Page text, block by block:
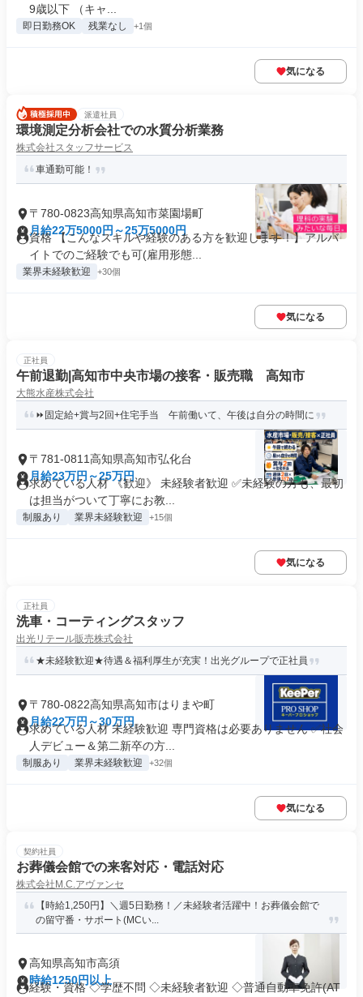
9歳以下 （キャ...
即日勤務OK 残業なし +1個
気になる
派遣社員
環境測定分析会社での水質分析業務
株式会社スタッフサービス
車通勤可能！
〒780-0823高知県高知市菜園場町
月給22万5000円～25万5000円
資格 【こんなスキルや経験のある方を歓迎します！】アルバ
イトでのご経験でも可(雇用形態...
業界未経験歓迎 +30個
気になる
正社員
午前退勤|高知市中央市場の接客・販売職 高知市
大熊水産株式会社
⏩固定給+賞与2回+住宅手当 午前働いて、午後は自分の時間に
〒781-0811高知県高知市弘化台
月給23万円～25万円
求めている人材 《歓迎》 未経験者歓迎 ✅未経験の方も、最初
は担当がついて丁寧にお教...
制服あり 業界未経験歓迎 +15個
気になる
正社員
洗車・コーティングスタッフ
出光リテール販売株式会社
★未経験歓迎★待遇＆福利厚生が充実！出光グループで正社員
〒780-0822高知県高知市はりまや町
月給22万円～30万円
求めている人材 未経験歓迎 専門資格は必要ありません ✅社会
人デビュー＆第二新卒の方...
制服あり 業界未経験歓迎 +32個
気になる
契約社員
お葬儀会館での来客対応・電話対応
株式会社M.C.アヴァンセ
【時給1,250円】＼週5日勤務！／未経験者活躍中！お葬儀会館で
の留守番・サポート(MCい...
高知県高知市高須
時給1250円以上
経験・資格 ◇学歴不問 ◇未経験者歓迎 ◇普通自動車免許(AT